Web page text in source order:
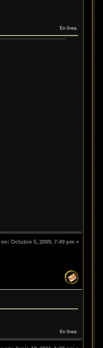
En línea
en: Octubre 5, 2009, 7:49 pm »
En línea